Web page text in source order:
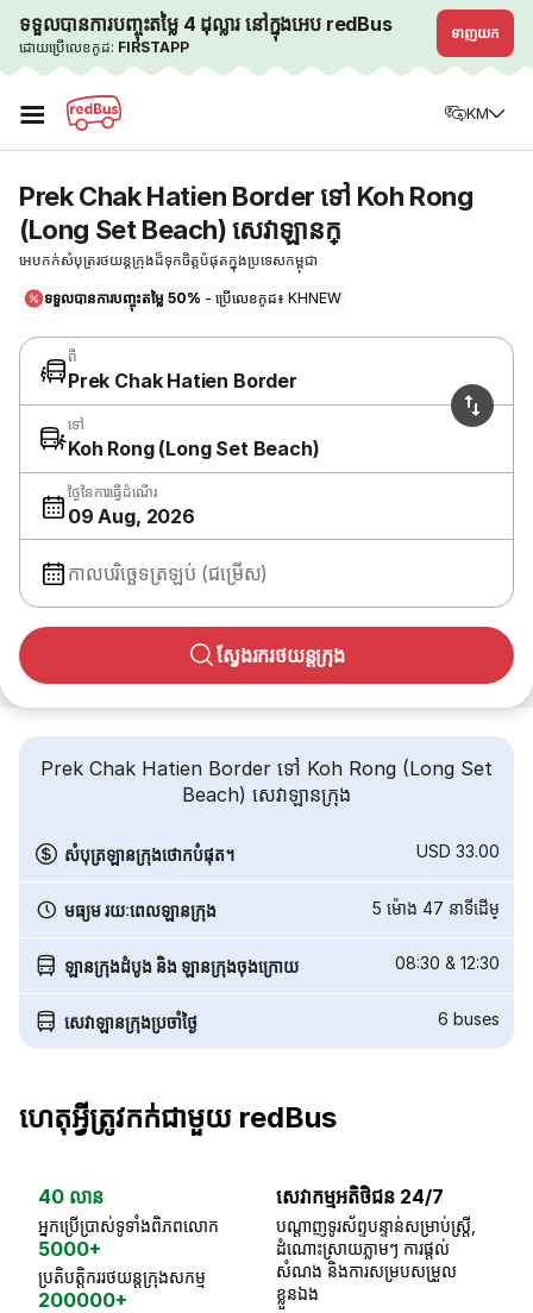
ទទួលបានការបញ្ចុះតម្លៃ 4 ដុល្លារ នៅក្នុងអេប redBus
ដោយប្រើលេខកូដ: FIRSTAPP
ទាញយក
☰ KM
Prek Chak Hatien Border ទៅ Koh Rong
(Long Set Beach) សេវាឡានក្
អេបកក់សំបុត្ររថយន្តក្រុងដ៏ទុកចិត្តបំផុតក្នុងប្រទេសកម្ពុជា
ទទួលបានការបញ្ចុះតម្លៃ 50% - ប្រើលេខកូដ៖ KHNEW
ពី
Prek Chak Hatien Border
ទៅ
Koh Rong (Long Set Beach)
ថ្ងៃនៃការធ្វើដំណើរ
09 Aug, 2026
កាលបរិច្ឆេទត្រឡប់ (ជម្រើស)
ស្វែងរករថយន្តក្រុង
Prek Chak Hatien Border ទៅ Koh Rong (Long Set
Beach) សេវាឡានក្រុង
សំបុត្រឡានក្រុងថោកបំផុត។ USD 33.00
មធ្យម រយៈពេលឡានក្រុង 5 ម៉ោង 47 នាទី​ដើម្
ឡានក្រុងដំបូង និង ឡានក្រុងចុងក្រោយ 08:30 & 12:30
សេវាឡានក្រុងប្រចាំថ្ងៃ 6 buses
ហេតុអ្វីត្រូវកក់ជាមួយ redBus
40 លាន
អ្នកប្រើប្រាស់ទូទាំងពិភពលោក
5000+
ប្រតិបត្តិកររថយន្តក្រុងសកម្ម
200000+
សេវាកម្មអតិថិជន 24/7
បណ្តាញទូរស័ព្ទបន្ទាន់សម្រាប់ស្ត្រី,
ដំណោះស្រាយភ្លាមៗ ការផ្តល់
សំណង និងការសម្របសម្រួល
ខ្លួនឯង